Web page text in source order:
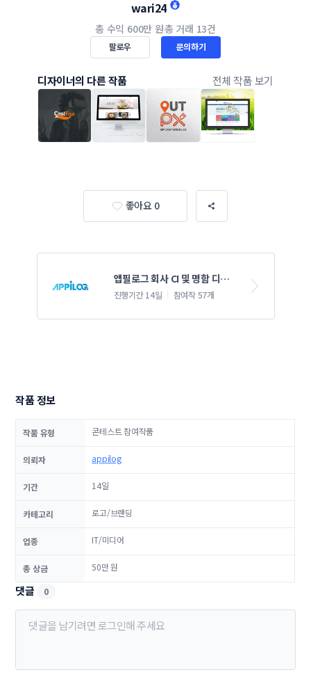
wari24
총 수익 600만 원총 거래 13건
팔로우 문의하기
디자이너의 다른 작품 전체 작품 보기
좋아요 0
앱필로그 회사 CI 및 명함 디자
인
진행기간 14일 참여작 57개
작품 정보
작품 유형 콘테스트 참여작품
의뢰자 appilog
기간 14일
카테고리 로고/브랜딩
업종 IT/미디어
총 상금 50만 원
댓글 0